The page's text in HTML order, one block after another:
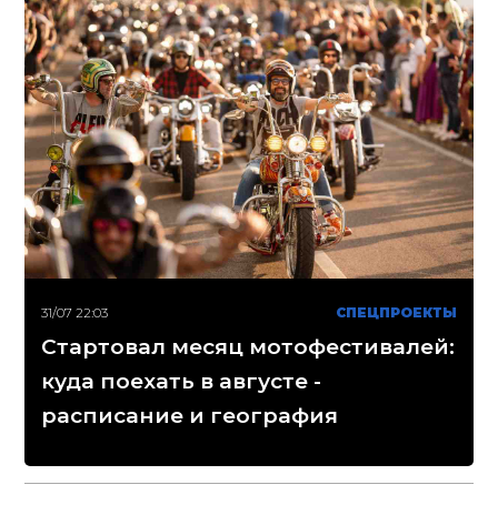
31/07 22:03 СПЕЦПРОЕКТЫ
Стартовал месяц мотофестивалей:
куда поехать в августе -
расписание и география